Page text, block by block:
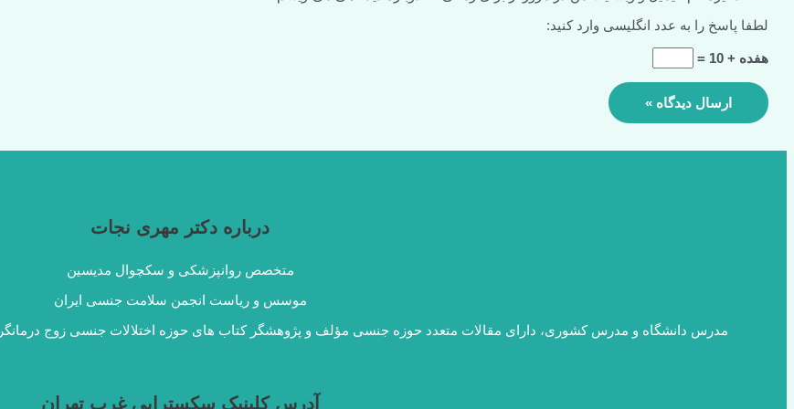
لطفا پاسخ را به عدد انگلیسی وارد کنید:
هفده + 10 =
درباره دکتر مهری نجات
متخصص روانپزشکی و سکچوال مدیسین
موسس و ریاست انجمن سلامت جنسی ایران
مدرس دانشگاه و مدرس کشوری، دارای مقالات متعدد حوزه جنسی مؤلف و پژوهشگر کتاب های حوزه اختلالات جنسی زوج درمانگر
آدرس کلینیک سکستراپی غرب تهران